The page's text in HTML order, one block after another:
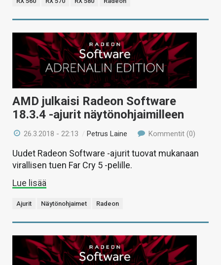
AMD julkaisi Radeon Software
18.3.4 -ajurit näytönohjaimilleen
26.3.2018 - 22:13 /Petrus Laine Kommentit (0)
Uudet Radeon Software -ajurit tuovat mukanaan
virallisen tuen Far Cry 5 -pelille.
Lue lisää
Ajurit Näytönohjaimet Radeon